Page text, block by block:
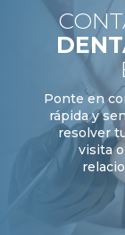
Ponte en
rápida y
resolver
visita